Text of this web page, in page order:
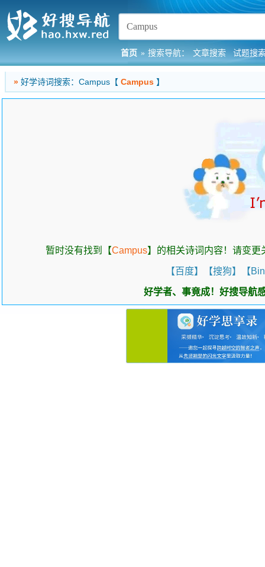
首页 » 搜索导航： 文章搜索 试题搜
» 好学诗词搜索：Campus【 Campus 】
暂时没有找到【Campus】的相关诗词内容！请变
【百度】 【搜狗】 【
好学者、事竟成！好搜导航